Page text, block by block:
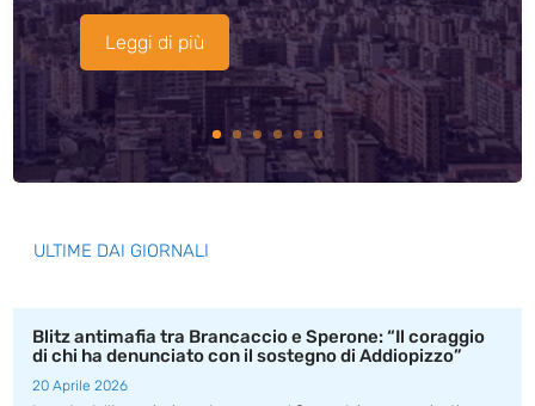
Leggi di più
ULTIME DAI GIORNALI
Blitz antimafia tra Brancaccio e Sperone: “Il coraggio
di chi ha denunciato con il sostegno di Addiopizzo”
20 Aprile 2026